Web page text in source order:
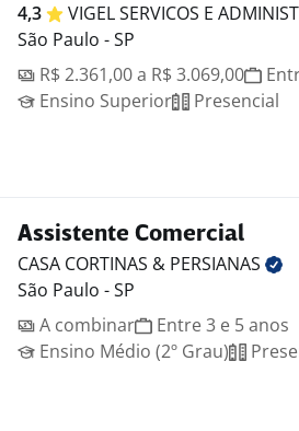
4,3 VIGEL SERVICOS E
São Paulo - SP
R$ 2.361,00 a R$ 3.069,00
Ensino Superior
Presencial
Assistente Comercial
CASA CORTINAS & PERSIANAS
São Paulo - SP
A combinar
Entre 3 e 5 anos
Ensino Médio (2º Grau)